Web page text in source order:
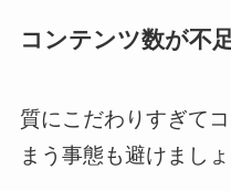
コンテンツ数が不
質にこだわりすぎて
まう事態も避けましょ